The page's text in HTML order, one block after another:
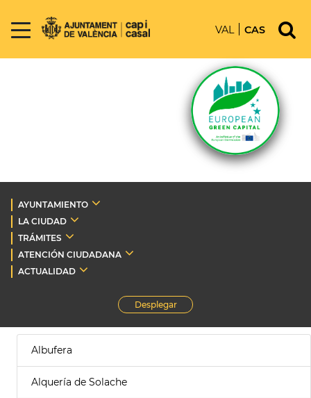
VAL CAS
AYUNTAMIENTO
LA CIUDAD
TRÁMITES
ATENCIÓN CIUDADANA
ACTUALIDAD
Desplegar
Albufera
Alquería de Solache